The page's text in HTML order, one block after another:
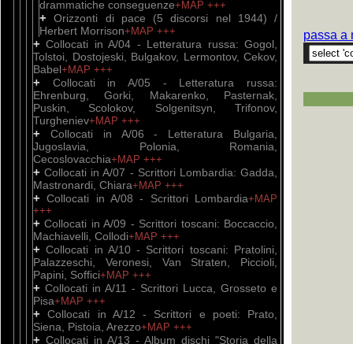
drammatiche conseguenze+MAP +++
+Orizzonti di pace (5 discorsi nel 1944) /
Herbert Morrison+MAP +++
+Collocati in A/04 - Letteratura russa: Gogol,
Tolstoi, Dostojeski, Bulgakov, Lermontov, Cekov,
Babel+MAP +++
+ Collocati in A/05 - Letteratura russa:
Ehrenburg, Gorki, Makarenko, Pasternak,
Puskin, Scolokov, Solgenitsyn, Trifonov,
Turgheniev+MAP +++
+ Collocati in A/06 - Letteratura Bulgaria,
Jugoslavia, Polonia, Romania,
Cecoslovacchia+MAP +++
+Collocati in A/07 - Scrittori Lombardia: Gadda,
Mastronardi, Chiara+MAP +++
+Collocati in A/08 - Scrittori Lombardia+MAP
+++
+Collocati in A/09 - Scrittori toscani: Boccaccio,
Machiavelli, Collodi+MAP +++
+Collocati in A/10 - Scrittori toscani: Pratolini,
Palazzeschi, Veronesi, Van Straten, Piccioli,
Papini, Soffici+MAP +++
+ Collocati in A/11 - Scrittori Lucca, Grosseto e
Pisa+MAP +++
+Collocati in A/12 - Scrittori e poeti: Prato,
Siena, Pistoia, Arezzo+MAP +++
+ Collocati in A/13 - Album dischi "Storia della
passa a